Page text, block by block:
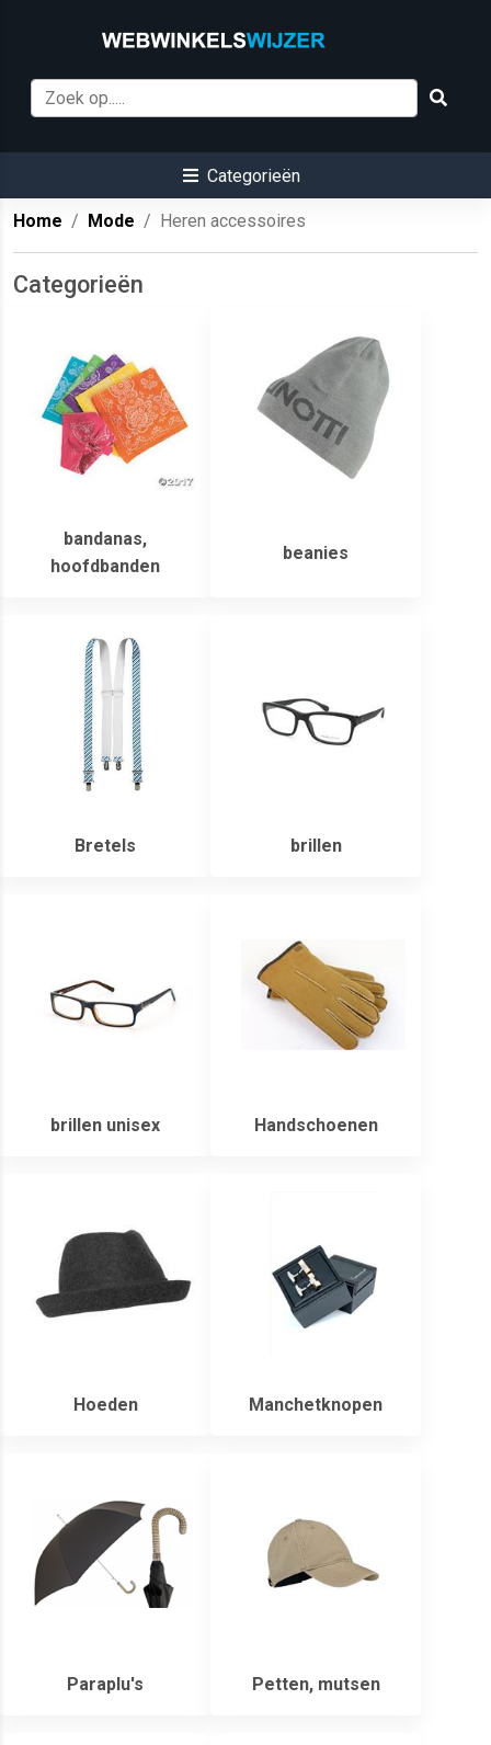
Categorieën
Home Mode Heren accessoires
Categorieën
bandanas,
hoofdbanden
beanies
Bretels brillen
brillen unisex Handschoenen
Hoeden Manchetknopen
Paraplu's Petten, mutsen